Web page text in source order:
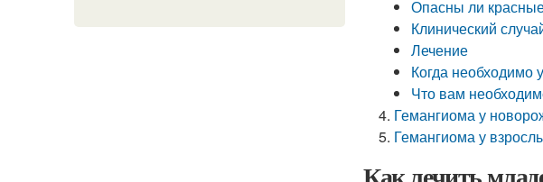
Опасны ли
Клинический
Лечение
Когда необходимо
Что вам
Гемангиома у
Гемангиома у